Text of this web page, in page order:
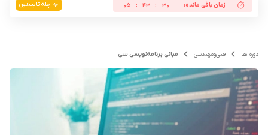
زمان باقی مانده: 29
:
43
:
05 چله تابستون
دوره ها فنی‌ومهندسی مبانی برنامه‌نویسی سی